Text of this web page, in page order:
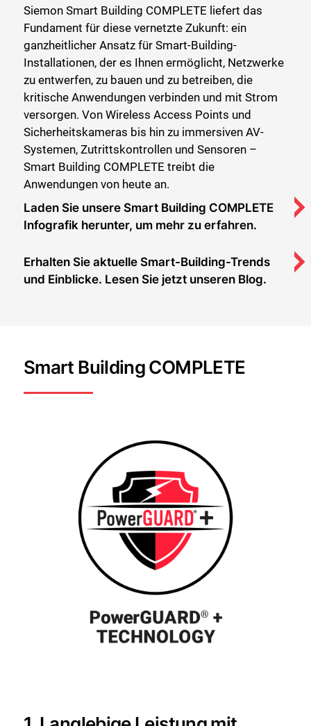
Siemon Smart Building COMPLETE liefert das
Fundament für diese vernetzte Zukunft: ein
ganzheitlicher Ansatz für Smart-Building-
Installationen, der es Ihnen ermöglicht, Netzwerke
zu entwerfen, zu bauen und zu betreiben, die
kritische Anwendungen verbinden und mit Strom
versorgen. Von Wireless Access Points und
Sicherheitskameras bis hin zu immersiven AV-
Systemen, Zutrittskontrollen und Sensoren –
Smart Building COMPLETE treibt die
Anwendungen von heute an.
Laden Sie unsere Smart Building COMPLETE
Infografik herunter, um mehr zu erfahren.
Erhalten Sie aktuelle Smart-Building-Trends
und Einblicke. Lesen Sie jetzt unseren Blog.
Smart Building COMPLETE